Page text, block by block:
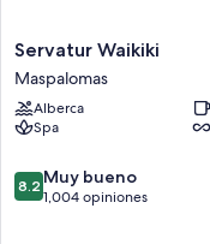
Servatur
Waikiki
Maspalomas
Servatur Waikiki
Maspalomas
Alberca
Spa
8.2
de
8.2 Muy bueno
1,004 opiniones